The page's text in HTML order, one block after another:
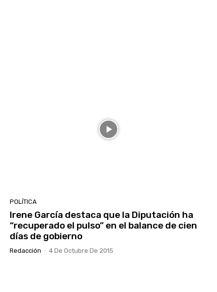
POLÍTICA
Irene García destaca que la Diputación ha
“recuperado el pulso” en el balance de cien
días de gobierno
Redacción - 4 De Octubre De 2015